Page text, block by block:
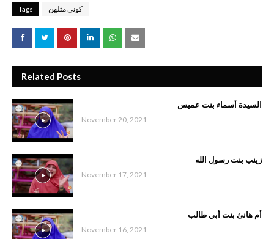
Tags كوني مثلهن
Related Posts
السيدة أسماء بنت عميس
November 20, 2021
زينب بنت رسول الله
November 17, 2021
أم هانئ بنت أبي طالب
November 16, 2021